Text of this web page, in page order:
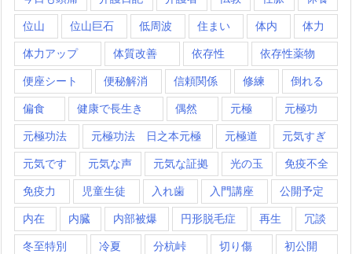
位山 位山巨石 低周波 住まい 体内 体力
体力アップ 体質改善 依存性 依存性薬物
便座シート 便秘解消 信頼関係 修練 倒れる
偏食 健康で長生き 偶然 元極 元極功
元極功法 元極功法 日之本元極 元極道 元気すぎ
元気です 元気な声 元気な証拠 光の玉 免疫不全
免疫力 児童生徒 入れ歯 入門講座 公開予定
内在 内臓 内部被爆 円形脱毛症 再生 冗談
冬至特別 冷夏 分杭峠 切り傷 初公開